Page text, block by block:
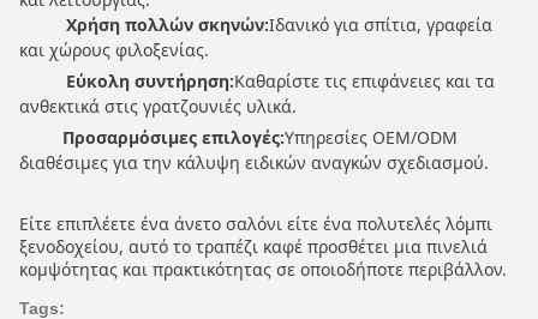
Χρήση πολλών σκηνών:Ιδανικό για σπίτια, γραφεία
και χώρους φιλοξενίας.
Εύκολη συντήρηση:Καθαρίστε τις επιφάνειες και τα
ανθεκτικά στις γρατζουνιές υλικά.
Προσαρμόσιμες επιλογές:Υπηρεσίες OEM/ODM
διαθέσιμες για την κάλυψη ειδικών αναγκών σχεδιασμού.
Είτε επιπλέετε ένα άνετο σαλόνι είτε ένα πολυτελές λόμπι
ξενοδοχείου, αυτό το τραπέζι καφέ προσθέτει μια πινελιά
κομψότητας και πρακτικότητας σε οποιοδήποτε περιβάλλον.
Tags: